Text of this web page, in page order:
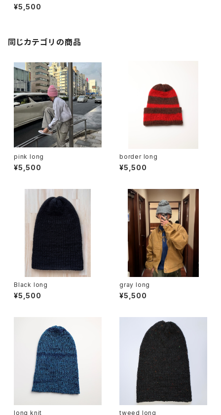
¥5,500
同じカテゴリの商品
pink long
¥5,500
border long
¥5,500
Black long
¥5,500
gray long
¥5,500
long knit tweed long